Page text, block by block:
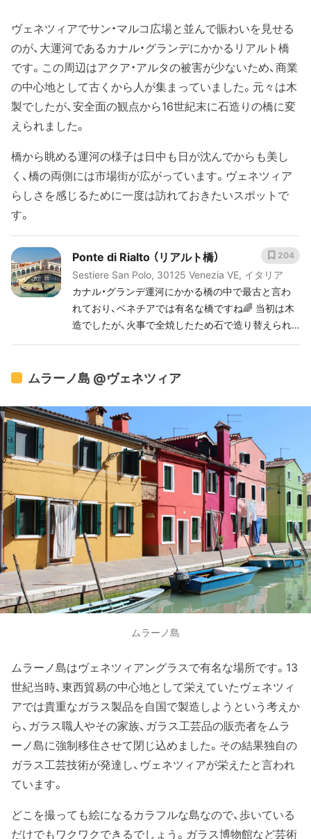
ヴェネツィアでサン・マルコ広場と並んで賑わいを見せる
のが、大運河であるカナル・グランデにかかるリアルト橋
です。この周辺はアクア・アルタの被害が少ないため、商業
の中心地として古くから人が集まっていました。元々は木
製でしたが、安全面の観点から16世紀末に石造りの橋に変
えられました。
橋から眺める運河の様子は日中も日が沈んでからも美し
く、橋の両側には市場街が広がっています。ヴェネツィア
らしさを感じるために一度は訪れておきたいスポットで
す。
Ponte di Rialto （リアルト橋）
Sestiere San Polo, 30125 Venezia VE, イタリア
カナル・グランデ運河にかかる橋の中で最古と言わ
れており、ベネチアでは有名な橋ですね🌈 当初は木
造でしたが、火事で全焼したため石で造り替えられ
204
ムラーノ島 @ヴェネツィア
ムラーノ島
ムラーノ島はヴェネツィアングラスで有名な場所です。13
世紀当時、東西貿易の中心地として栄えていたヴェネツィ
アでは貴重なガラス製品を自国で製造しようという考えか
ら、ガラス職人やその家族、ガラス工芸品の販売者をムラ
ーノ島に強制移住させて閉じ込めました。その結果独自の
ガラス工芸技術が発達し、ヴェネツィアが栄えたと言われ
ています。
どこを撮っても絵になるカラフルな島なので、歩いている
だけでもワクワクできるでしょう。ガラス博物館など芸術